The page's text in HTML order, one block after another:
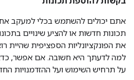
אתם יכולים להשתמש בכלי למעקב
תכונות חדשות או להציע שינויים
את הפונקציונליות הספציפית שהיית
למה לדעתך היא חשובה. אם אפשר,
על תרחיש השימוש ועל ההזדמנויות